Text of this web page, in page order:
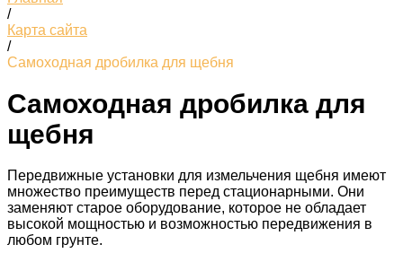
/
Карта сайта
/
Самоходная дробилка для щебня
Самоходная дробилка для
щебня
Передвижные установки для измельчения щебня имеют
множество преимуществ перед стационарными. Они
заменяют старое оборудование, которое не обладает
высокой мощностью и возможностью передвижения в
любом грунте.